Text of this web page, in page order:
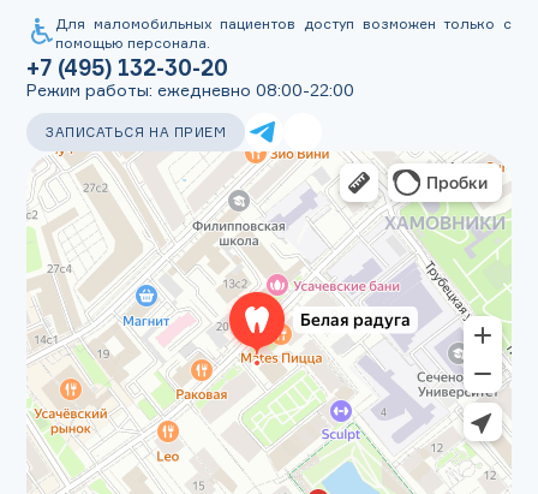
Для маломобильных пациентов доступ возможен только с
помощью персонала.
+7 (495) 132-30-20
Режим работы: ежедневно 08:00-22:00
ЗАПИСАТЬСЯ НА ПРИЕМ